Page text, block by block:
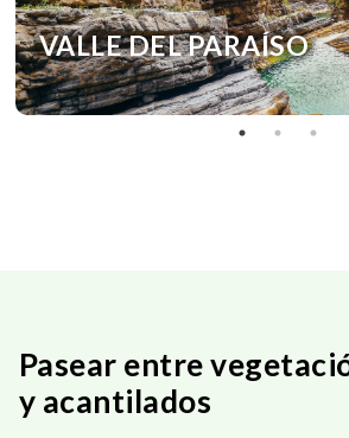
VALLE DEL PARAÍSO
Pasear entre
y acantilados